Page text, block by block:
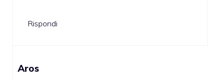
Rispondi
Aros